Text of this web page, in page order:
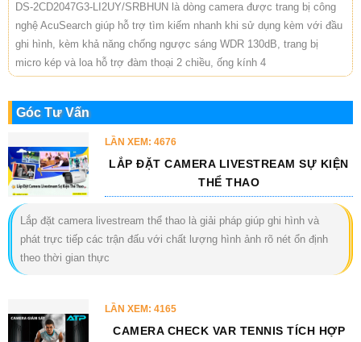
DS-2CD2047G3-LI2UY/SRBHUN là dòng camera được trang bị công
nghệ AcuSearch giúp hỗ trợ tìm kiếm nhanh khi sử dụng kèm với đầu
ghi hình, kèm khả năng chống ngược sáng WDR 130dB, trang bị
micro kép và loa hỗ trợ đàm thoại 2 chiều, ống kính 4
Góc Tư Vấn
LẦN XEM: 4676
LẮP ĐẶT CAMERA LIVESTREAM SỰ KIỆN
THỂ THAO
Lắp đặt camera livestream thể thao là giải pháp giúp ghi hình và
phát trực tiếp các trận đấu với chất lượng hình ảnh rõ nét ổn định
theo thời gian thực
LẦN XEM: 4165
CAMERA CHECK VAR TENNIS TÍCH HỢP